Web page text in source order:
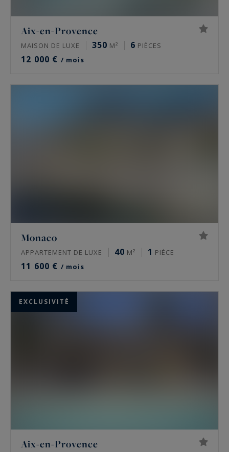
Aix-en-Provence
MAISON DE LUXE 350 M² 6 PIÈCES
12 000 € / mois
Monaco
APPARTEMENT DE LUXE 40 M² 1 PIÈCE
11 600 € / mois
EXCLUSIVITÉ
Aix-en-Provence